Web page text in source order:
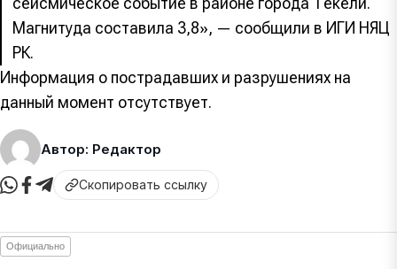
Магнитуда составила 3,8», — сообщили в ИГИ НЯЦ
РК.
Информация о пострадавших и разрушениях на
данный момент отсутствует.
Автор: Редактор
Скопировать ссылку
Официально